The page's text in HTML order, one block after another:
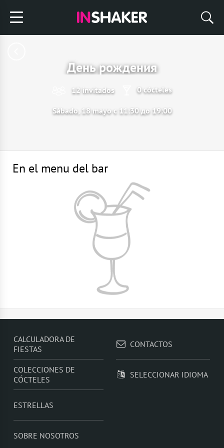
День рождения
12 invitados 0 cócteles
Sábado, 18 mayo с 11:30 до 19:00
En el menu del bar
CALCULADORA DE
FIESTAS
COLECCIONES DE
CÓCTELES
ESTRELLAS
SOBRE NOSOTROS
CONTACTOS
SELECCIONAR IDIOMA